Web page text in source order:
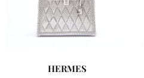
HERMES